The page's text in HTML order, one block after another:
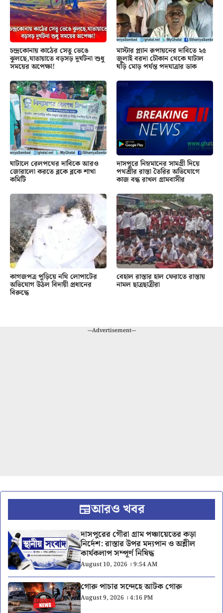
চন্দ্রকোনায় কাঠের সেতু ভেঙে
ঝুলছে,যাতায়াতে বড়সড় দুর্ঘটনা শুধু
সময়ের অপেক্ষা!
মাস্টার প্ল্যান রূপায়নের দাবিতে ২৫
জুলাই বরদা চৌকান থেকে ঘাটাল
ঘড়ি মোড় পর্যন্ত পদযাত্রার ডাক
ঘাটালে রেলপথের দাবিকে আরও
জোরালো করতে ব্লকে ব্লকে শাখা
কমিটি
দাসপুরে নিম্নমানের সামগ্রী দিয়ে
পথশ্রীর রাস্তা তৈরির অভিযোগে
কাজ বন্ধ রাখল গ্রামবাসীর
কাগজপত্র পুড়িয়ে নথি লোপাটের
অভিযোগ উঠল বিদায়ী প্রধানের
বিরুদ্ধে
বেহাল রাস্তার হাল ফেরাতে রাস্তায়
নামল ছাত্রছাত্রীরা
---Advertisement---
আরও খবর
দাসপুরের গৌরা গ্রাম পঞ্চায়েতের কড়া
নির্দেশ: রাস্তার উপর মদ্যপান ও অশ্লীল
কার্যকলাপ সম্পূর্ণ নিষিদ্ধ
August 10, 2026 । 9:54 AM
গোরু পাচার সন্দেহে আটক গোরু
August 9, 2026 । 4:16 PM